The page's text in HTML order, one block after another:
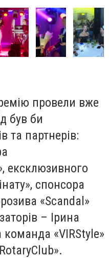
провели вже
був би
та партнерів:
ексклюзивного
спонсора
«Scandal»
– Ірина
команда «VIRStyle»